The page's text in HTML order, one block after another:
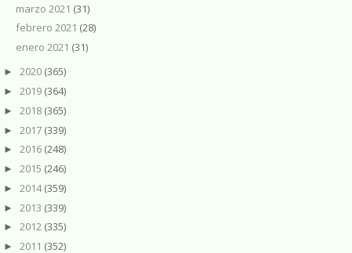
marzo 2021 (31)
febrero 2021 (28)
enero 2021 (31)
► 2020 (365)
► 2019 (364)
► 2018 (365)
► 2017 (339)
► 2016 (248)
► 2015 (246)
► 2014(359)
► 2013 (339)
► 2012 (335)
► 2011 (352)